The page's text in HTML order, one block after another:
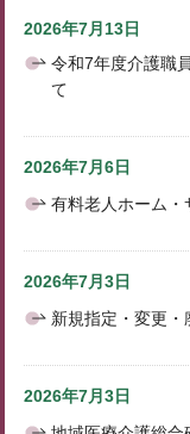
2026年7月13日
令和7年度介護職
て
2026年7月6日
有料老人ホーム・
2026年7月3日
新規指定・変更
2026年7月3日